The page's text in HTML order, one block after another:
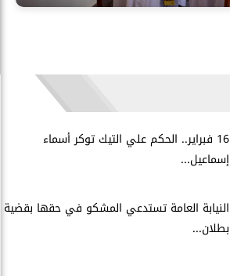
16 فبراير.. الحكم علي التيك توكر أسماء
إسماعيل...
النيابة العامة تستدعي المشكو في حقها بقضية
بطلان...